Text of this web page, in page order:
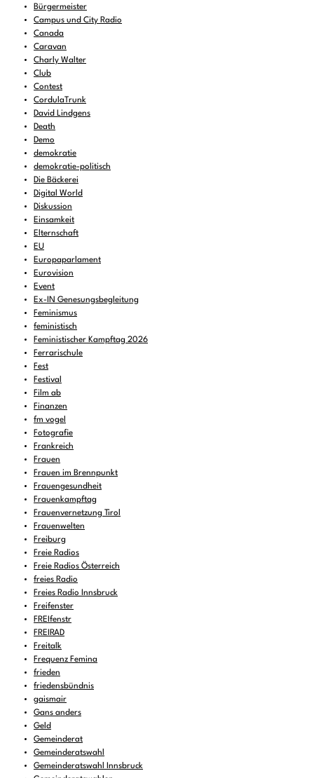
Bürgermeister
Campus und City Radio
Canada
Caravan
Charly Walter
Club
Contest
CordulaTrunk
David Lindgens
Death
Demo
demokratie
demokratie-politisch
Die Bäckerei
Digital World
Diskussion
Einsamkeit
Elternschaft
EU
Europaparlament
Eurovision
Event
Ex-IN Genesungsbegleitung
Feminismus
feministisch
Feministischer Kampftag 2026
Ferrarischule
Fest
Festival
Film ab
Finanzen
fm vogel
Fotografie
Frankreich
Frauen
Frauen im Brennpunkt
Frauengesundheit
Frauenkampftag
Frauenvernetzung Tirol
Frauenwelten
Freiburg
Freie Radios
Freie Radios Österreich
freies Radio
Freies Radio Innsbruck
Freifenster
FREIfenstr
FREIRAD
Freitalk
Frequenz Femina
frieden
friedensbündnis
gaismair
Gans anders
Geld
Gemeinderat
Gemeinderatswahl
Gemeinderatswahl Innsbruck